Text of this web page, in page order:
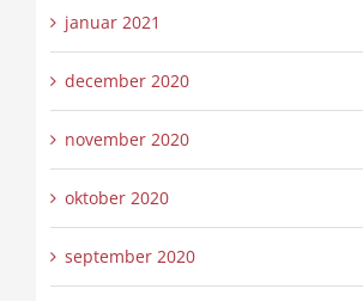
januar 2021
december 2020
november 2020
oktober 2020
september 2020